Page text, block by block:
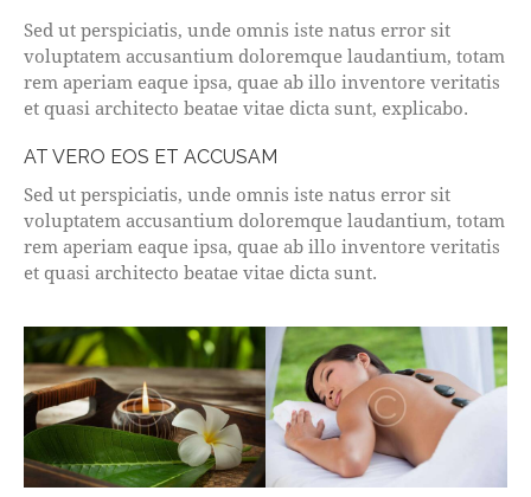
Sed ut perspiciatis, unde omnis iste natus error sit
voluptatem accusantium doloremque laudantium, totam
rem aperiam eaque ipsa, quae ab illo inventore veritatis
et quasi architecto beatae vitae dicta sunt, explicabo.
AT VERO EOS ET ACCUSAM
Sed ut perspiciatis, unde omnis iste natus error sit
voluptatem accusantium doloremque laudantium, totam
rem aperiam eaque ipsa, quae ab illo inventore veritatis
et quasi architecto beatae vitae dicta sunt.